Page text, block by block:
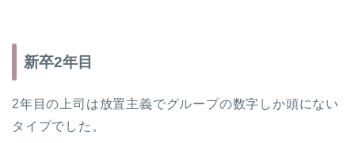
新卒2年目
2年目の上司は放置主義でグループの数字しか頭にない
タイプでした。